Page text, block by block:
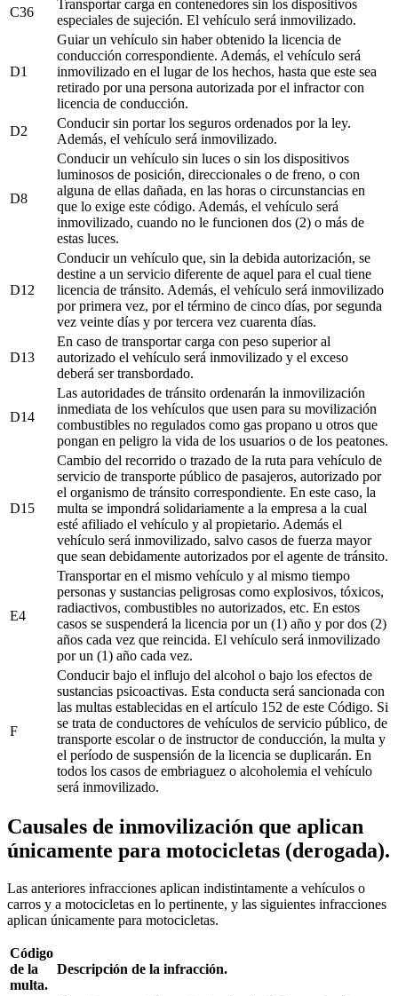
C36
Transportar carga en contenedores sin los dispositivos
especiales de sujeción. El vehículo será inmovilizado.
D1
Guiar un vehículo sin haber obtenido la licencia de
conducción correspondiente. Además, el vehículo será
inmovilizado en el lugar de los hechos, hasta que este sea
retirado por una persona autorizada por el infractor con
licencia de conducción.
D2
Conducir sin portar los seguros ordenados por la ley.
Además, el vehículo será inmovilizado.
D8
Conducir un vehículo sin luces o sin los dispositivos
luminosos de posición, direccionales o de freno, o con
alguna de ellas dañada, en las horas o circunstancias en
que lo exige este código. Además, el vehículo será
inmovilizado, cuando no le funcionen dos (2) o más de
estas luces.
D12
Conducir un vehículo que, sin la debida autorización, se
destine a un servicio diferente de aquel para el cual tiene
licencia de tránsito. Además, el vehículo será inmovilizado
por primera vez, por el término de cinco días, por segunda
vez veinte días y por tercera vez cuarenta días.
D13
En caso de transportar carga con peso superior al
autorizado el vehículo será inmovilizado y el exceso
deberá ser transbordado.
D14
Las autoridades de tránsito ordenarán la inmovilización
inmediata de los vehículos que usen para su movilización
combustibles no regulados como gas propano u otros que
pongan en peligro la vida de los usuarios o de los peatones.
D15
Cambio del recorrido o trazado de la ruta para vehículo de
servicio de transporte público de pasajeros, autorizado por
el organismo de tránsito correspondiente. En este caso, la
multa se impondrá solidariamente a la empresa a la cual
esté afiliado el vehículo y al propietario. Además el
vehículo será inmovilizado, salvo casos de fuerza mayor
que sean debidamente autorizados por el agente de tránsito.
E4
Transportar en el mismo vehículo y al mismo tiempo
personas y sustancias peligrosas como explosivos, tóxicos,
radiactivos, combustibles no autorizados, etc. En estos
casos se suspenderá la licencia por un (1) año y por dos (2)
años cada vez que reincida. El vehículo será inmovilizado
por un (1) año cada vez.
F
Conducir bajo el influjo del alcohol o bajo los efectos de
sustancias psicoactivas. Esta conducta será sancionada con
las multas establecidas en el artículo 152 de este Código. Si
se trata de conductores de vehículos de servicio público, de
transporte escolar o de instructor de conducción, la multa y
el período de suspensión de la licencia se duplicarán. En
todos los casos de embriaguez o alcoholemia el vehículo
será inmovilizado.
Causales de inmovilización que aplican
únicamente para motocicletas (derogada).
Las anteriores infracciones aplican indistintamente a vehículos o
carros y a motocicletas en lo pertinente, y las siguientes infracciones
aplican únicamente para motocicletas.
Código
de la
multa.
Descripción de la infracción.